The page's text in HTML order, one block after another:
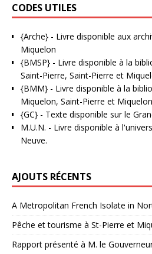
CODES UTILES
{Arche} - Livre disponible aux
Miquelon
{BMSP} - Livre disponible à la
Saint-Pierre, Saint-Pierre et
{BMM} - Livre disponible à la
Miquelon, Saint-Pierre et Miquelon
{GC} - Texte disponible sur le
M.U.N. - Livre disponible à
Neuve.
AJOUTS RÉCENTS
A Metropolitan French Isolate in
Pêche et tourisme à St-Pierre et
Rapport présenté à M. le